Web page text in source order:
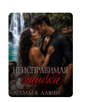
История
Выйти
Соврем
Оборотни
Романы